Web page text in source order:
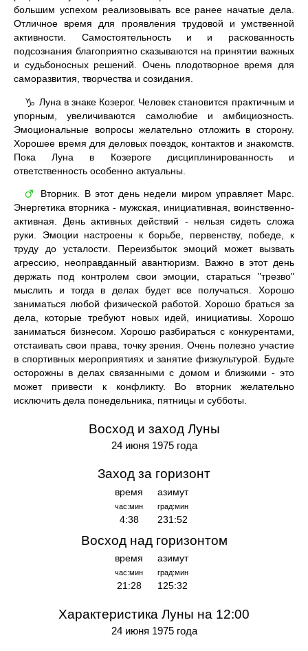
большим успехом реализовывать все ранее начатые дела.
Отличное время для проявления трудовой и умственной
активности. Самостоятельность и и раскованность
подсознания благоприятно сказываются на принятии важных
и судьбоносных решений. Очень плодотворное время для
саморазвития, творчества и созидания.
♑ Луна в знаке Козерог. Человек становится практичным и
упорным, увеличиваются самолюбие и амбициозность.
Эмоциональные вопросы желательно отложить в сторону.
Хорошее время для деловых поездок, контактов и знакомств.
Пока Луна в Козероге дисциплинированность и
ответственность особенно актуальны.
♂
Вторник. В этот день недели миром управляет Марс.
Энергетика вторника - мужская, инициативная, воинственно-
активная. День активных действий - нельзя сидеть сложа
руки. Эмоции настроены к борьбе, первенству, победе, к
труду до усталости. Переизбыток эмоций может вызвать
агрессию, неоправданный авантюризм. Важно в этот день
держать под контролем свои эмоции, стараться "трезво"
мыслить и тогда в делах будет все получаться. Хорошо
заниматься любой физической работой. Хорошо браться за
дела, которые требуют новых идей, инициативы. Хорошо
заниматься бизнесом. Хорошо разбираться с конкурентами,
отстаивать свои права, точку зрения. Очень полезно участие
в спортивных мероприятиях и занятие физкультурой. Будьте
осторожны в делах связанными с домом и близкими - это
может привести к конфликту. Во вторник желательно
исключить дела понедельника, пятницы и субботы.
Восход и заход Луны
24 июня 1975 года
Заход за горизонт
время
час:мин
4:38
азимут
град:мин
231:52
Восход над горизонтом
время
час:мин
21:28
азимут
град:мин
125:32
Характеристика Луны на 12:00
24 июня 1975 года